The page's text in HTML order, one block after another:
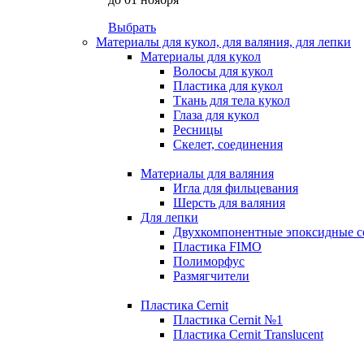
Выбрать
Материалы для кукол, для валяния, для лепки
Материалы для кукол
Волосы для кукол
Пластика для кукол
Ткань для тела кукол
Глаза для кукол
Ресницы
Скелет, соединения
Материалы для валяния
Игла для фильцевания
Шерсть для валяния
Для лепки
Двухкомпонентные эпоксидные
Пластика FIMO
Полиморфус
Размягчители
Пластика Cernit
Пластика Cernit №1
Пластика Cernit Translucent